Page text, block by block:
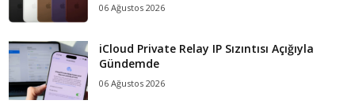
06 Ağustos 2026
iCloud Private Relay IP Sızıntısı Açığıyla
Gündemde
06 Ağustos 2026